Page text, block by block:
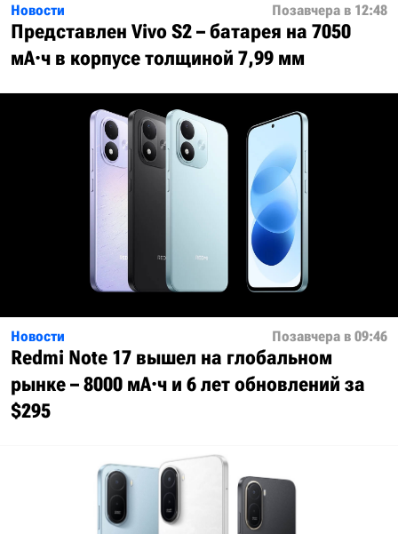
Новости Позавчера в 12:48
Представлен Vivo S2 – батарея на 7050
мА·ч в корпусе толщиной 7,99 мм
Новости Позавчера в 09:46
Redmi Note 17 вышел на глобальном
рынке – 8000 мА·ч и 6 лет обновлений за
$295